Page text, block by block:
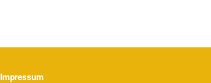
Impressum